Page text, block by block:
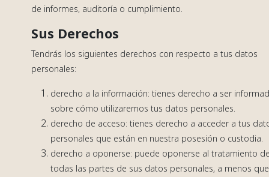
de informes, auditoría o cumplimiento.
Sus Derechos
Tendrás los siguientes derechos con respecto a tus datos
personales:
derecho a la información: tienes derecho a ser
sobre cómo utilizaremos tus datos personales.
derecho de acceso: tienes derecho a acceder a tus
personales que están en nuestra posesión o custodia.
derecho a oponerse: puede oponerse al tratamiento
todas las partes de sus datos personales, a menos que